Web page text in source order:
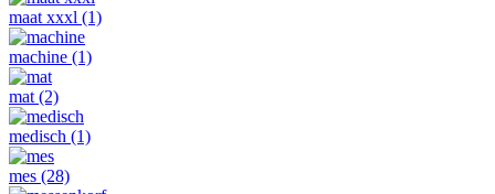
maat xxxl (1)
machine (1)
mat (2)
medisch (1)
mes (28)